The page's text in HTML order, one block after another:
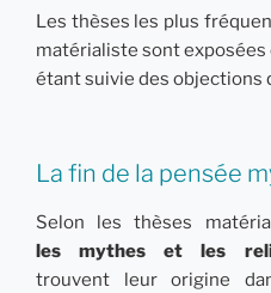
Les thèses les plus
matérialiste sont exposées
étant suivie des objections
La fin de la pensée
Selon les thèses
les mythes et les
trouvent leur origine